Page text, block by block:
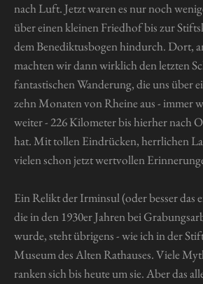
nach Luft. Jetzt waren es nur noch
über einen kleinen Friedhof bis zur
dem Benediktusbogen hindurch. Dort,
machten wir dann wirklich den letzten
fantastischen Wanderung, die uns über
zehn Monaten von Rheine aus - immer
weiter - 226 Kilometer bis hierher nach
hat. Mit tollen Eindrücken, herrlichen
vielen schon jetzt wertvollen
Ein Relikt der Irminsul (oder besser das
die in den 1930er Jahren bei
wurde, steht übrigens - wie ich in der
Museum des Alten Rathauses. Viele
ranken sich bis heute um sie. Aber das